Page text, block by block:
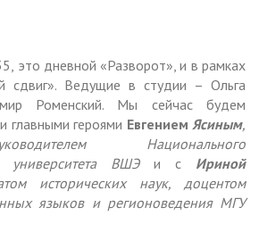
дневной «Разворот», и в рамках
сдвиг». Ведущие в студии – Ольга
Роменский. Мы сейчас будем
главными героями Евгением Ясиным,
Национального
университета ВШЭи с Ириной
исторических наук, доцентом
языков и регионоведения МГУ